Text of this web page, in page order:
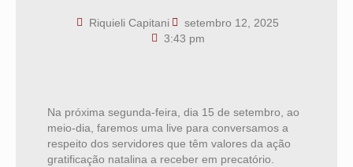
Riquieli Capitani
setembro 12, 2025
3:43 pm
Na próxima segunda-feira, dia 15 de setembro, ao
meio-dia, faremos uma live para conversamos a
respeito dos servidores que têm valores da ação
gratificação natalina a receber em precatório.